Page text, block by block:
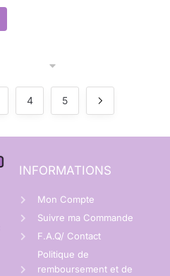
4 5
INFORMATIONS
Mon Compte
Suivre ma Commande
F.A.Q/ Contact
Politique de
remboursement et de